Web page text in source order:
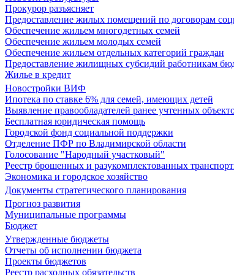
Прокурор разъясняет
Предоставление жилых помещений по договорам
Обеспечение жильем многодетных семей
Обеспечение жильем молодых семей
Обеспечение жильем отдельных категорий граждан
Предоставление жилищных субсидий работникам
Жилье в кредит
Новостройки ВИФ
Ипотека по ставке 6% для семей, имеющих детей
Выявление правообладателей ранее учтенных
Бесплатная юридическая помощь
Городской фонд социальной поддержки
Отделение ПФР по Владимирской области
Голосование "Народный участковый"
Реестр брошенных и разукомплектованных
Экономика и городское хозяйство
Документы стратегического планирования
Прогноз развития
Муниципальные программы
Бюджет
Утвержденные бюджеты
Отчеты об исполнении бюджета
Проекты бюджетов
Реестр расходных обязательств